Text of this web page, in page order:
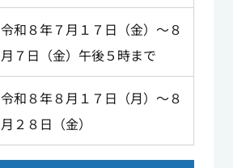
令和８年７月１７日（金）～８
月７日（金）午後５時まで
令和８年８月１７日（月）～８
月２８日（金）